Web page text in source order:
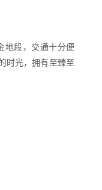
地段，交通十分便
时光，拥有至臻至